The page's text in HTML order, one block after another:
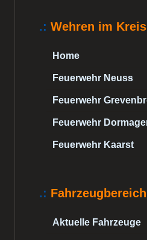
.: Wehren im
Home
Feuerwehr Neuss
Feuerwehr
Feuerwehr
Feuerwehr Kaarst
.: Fahrzeugbereich
Aktuelle Fahrzeuge